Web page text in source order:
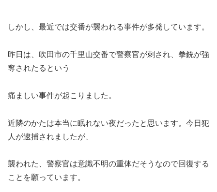
しかし、最近では交番が襲われる事件が多発しています。
昨日は、吹田市の千里山交番で警察官が刺され、拳銃が強
奪されたるという
痛ましい事件が起こりました。
近隣のかたは本当に眠れない夜だったと思います。今日犯
人が逮捕されましたが、
襲われた、警察官は意識不明の重体だそうなので回復する
ことを願っています。